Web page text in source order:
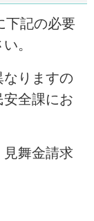
下記の必要
。
なりますの
全課にお
見舞金請求